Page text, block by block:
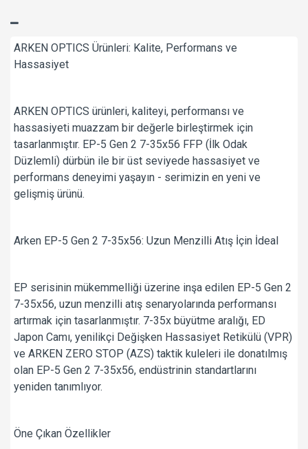
ARKEN OPTICS Ürünleri: Kalite, Performans ve
Hassasiyet
ARKEN OPTICS ürünleri, kaliteyi, performansı ve
hassasiyeti muazzam bir değerle birleştirmek için
tasarlanmıştır. EP-5 Gen 2 7-35x56 FFP (İlk Odak
Düzlemli) dürbün ile bir üst seviyede hassasiyet ve
performans deneyimi yaşayın - serimizin en yeni ve
gelişmiş ürünü.
Arken EP-5 Gen 2 7-35x56: Uzun Menzilli Atış İçin İdeal
EP serisinin mükemmelliği üzerine inşa edilen EP-5 Gen 2
7-35x56, uzun menzilli atış senaryolarında performansı
artırmak için tasarlanmıştır. 7-35x büyütme aralığı, ED
Japon Camı, yenilikçi Değişken Hassasiyet Retikülü (VPR)
ve ARKEN ZERO STOP (AZS) taktik kuleleri ile donatılmış
olan EP-5 Gen 2 7-35x56, endüstrinin standartlarını
yeniden tanımlıyor.
Öne Çıkan Özellikler